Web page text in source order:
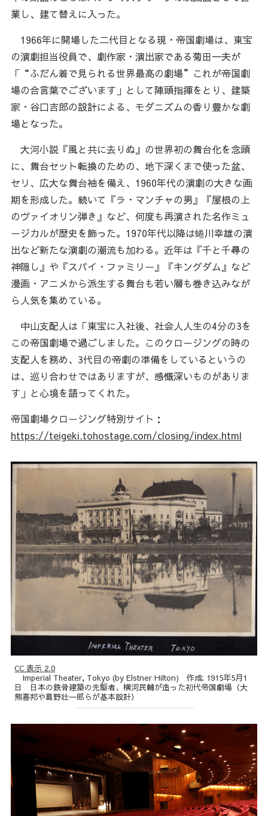
業し、建て替えに入った。
1966年に開場した二代目となる現・帝国劇場は、東宝
の演劇担当役員で、劇作家・演出家である菊田一夫が
「“ふだん着で見られる世界最高の劇場”これが帝国劇
場の合言葉でございます」として陣頭指揮をとり、建築
家・谷口吉郎の設計による、モダニズムの香り豊かな劇
場となった。
大河小説『風と共に去りぬ』の世界初の舞台化を念頭
に、舞台セット転換のための、地下深くまで使った盆、
セリ、広大な舞台袖を備え、1960年代の演劇の大きな画
期を形成した。続いて『ラ・マンチャの男』『屋根の上
のヴァイオリン弾き』など、何度も再演された名作ミュ
ージカルが歴史を飾った。1970年代以降は蜷川幸雄の演
出など新たな演劇の潮流も加わる。近年は『千と千尋の
神隠し』や『スパイ・ファミリー』『キングダム』など
漫画・アニメから派生する舞台も若い層も巻き込みなが
ら人気を集めている。
中山支配人は「東宝に入社後、社会人人生の4分の3を
この帝国劇場で過ごしました。このクロージングの時の
支配人を務め、3代目の帝劇の準備をしているというの
は、巡り合わせではありますが、感慨深いものがありま
す」と心境を語ってくれた。
帝国劇場クロージング特別サイト：
https://teigeki.tohostage.com/closing/index.html
CC 表示 2.0
Imperial Theater, Tokyo (by Elstner Hilton) 作成: 1915年5月1
日 日本の鉄骨建築の先駆者、横河民輔が造った初代帝国劇場（大
熊喜邦や葛野壮一郎らが基本設計）